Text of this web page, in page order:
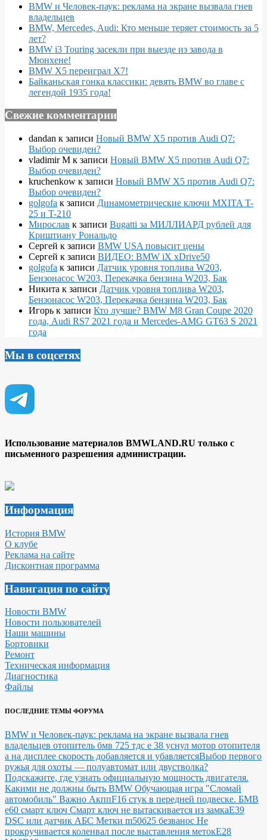
BMW и Человек-паук: реклама на экране вызвала гнев
владельцев
BMW, Mercedes, Audi: Кто меньше теряет стоимость за 5
лет?
BMW i3 Touring засекли при выезде из завода в
Мюнхене!
BMW X5 переиграл X7!
Байканьская гонка классики: девять BMW во главе с
легендой 1935 года!
Свежие комментарии
dandan к записи Новый BMW X5 против Audi Q7:
Выбор очевиден?
vladimir M к записи Новый BMW X5 против Audi Q7:
Выбор очевиден?
kruchenkow к записи Новый BMW X5 против Audi Q7:
Выбор очевиден?
golgofa к записи Динамометрические ключи MXITA T-
25 и T-210
Мирослав к записи Bugatti за МИЛЛИАРД рублей для
Криштиану Рональдо
Сергей к записи BMW USA повысит цены
Сергей к записи ВИДЕО: BMW iX xDrive50
golgofa к записи Датчик уровня топлива W203,
Бензонасос W203, Перекачка бензина W203, Бак
Никита к записи Датчик уровня топлива W203,
Бензонасос W203, Перекачка бензина W203, Бак
Игорь к записи Кто лучше? BMW M8 Gran Coupe 2020
года, Audi RS7 2021 года и Mercedes-AMG GT63 S 2021
года
Мы в соцсетях
Использование материалов BMWLAND.RU только с
письменного разрешения администрации.
Информация
История BMW
О клубе
Реклама на сайте
Дисконтная программа
Навигация по сайту
Новости BMW
Новости пользователей
Наши машины
Бортовики
Ремонт
Техническая информация
Диагностика
Файлы
ПОСЛЕДНИЕ ТЕМЫ ФОРУМА
BMW и Человек-паук: реклама на экране вызвала гнев
владельцев отопитель бмв 725 тдс е 38 уснул мотор отопителя
а на дисплее скорость добавляется и убавляетсяВыбор первого
ружья для охоты — полуавтомат или двустволка?
Подскажите, где узнать официальную мощность двигателя.
Какими не должны быть BMW Обучающая игра "Сломай
автомобиль" Важно АкппF16 стук в передней подвеске. БМВ
е60 смарт ключ Смарт ключ не вытаскивается из замкаE39
DSC или датчик АБС Метки m50б25 безванос Не
прокручивается коленвал после выставления метокЕ28